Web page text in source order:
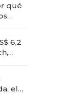
qué
6,2
el